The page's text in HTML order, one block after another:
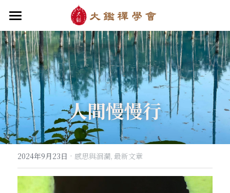
首頁
關於大鑑
成立緣起與宗旨
關於大鑑禪堂
道場內景
入會申請
大鑑導師
禪行者簡介
．梁寒衣
自畫像
．兩座山之間
．華嚴初始
梁寒衣著作（書目/序/評論）
他方之眼（報導/評論/學術研究）
最新消息/課程
芳嚴無涯/消息・活動
行向圓覺/課程・共修
教法/文章/思潮
華嚴智海/教觀、禪觀
宗門之眼/經藏之美
線上聆聽
【道德經】
行道瓔珞
人間慢慢行
2024年9月23日 · 感思與洄瀾, 最新文章